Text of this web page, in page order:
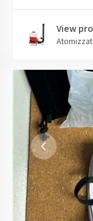
View